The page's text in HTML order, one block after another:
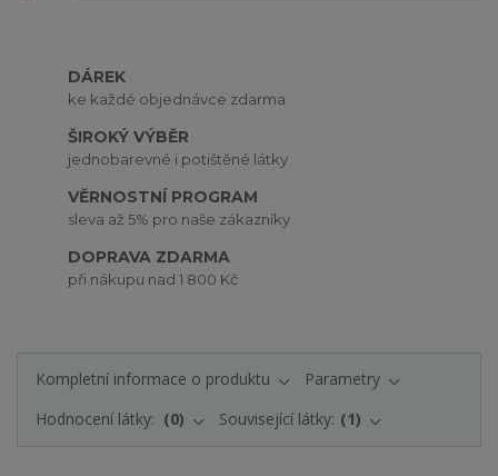
DÁREK
ke každé objednávce zdarma
ŠIROKÝ VÝBĚR
jednobarevné i potištěné látky
VĚRNOSTNÍ PROGRAM
sleva až 5% pro naše zákazníky
DOPRAVA ZDARMA
při nákupu nad 1 800 Kč
Kompletní informace o produktu
Parametry
Hodnocení látky:
0 Související látky: 1